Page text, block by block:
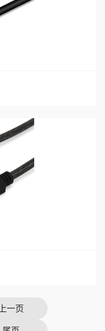
上一页